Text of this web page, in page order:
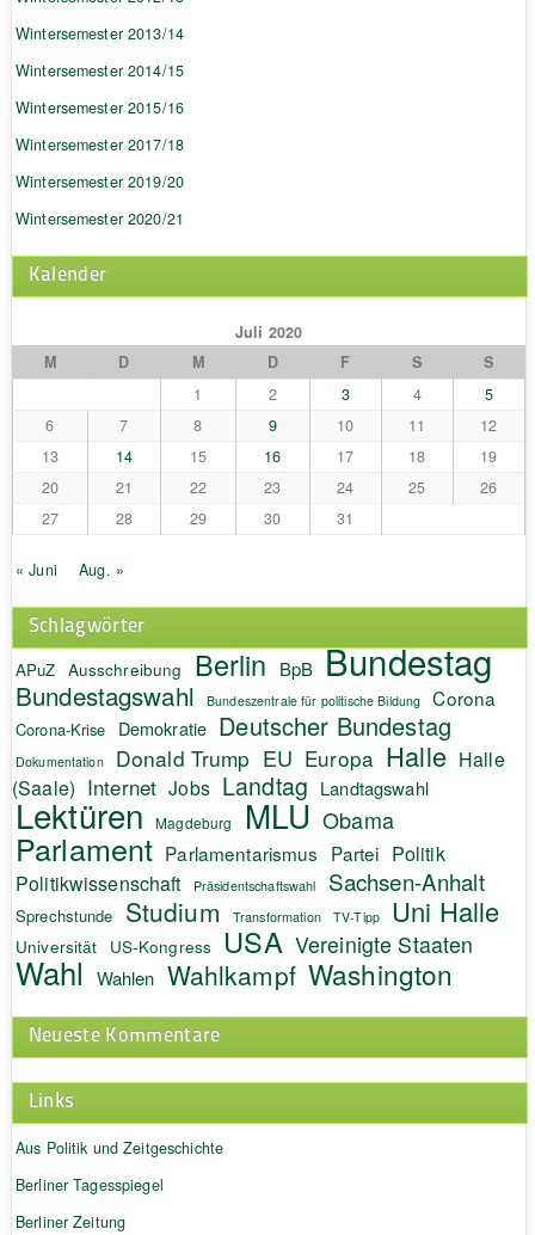
Wintersemester 2013/14
Wintersemester 2014/15
Wintersemester 2015/16
Wintersemester 2017/18
Wintersemester 2019/20
Wintersemester 2020/21
Kalender
Juli 2020
M
D M D F S
S
1
2 3 4
5
6
7 8 9 10 11
12
13
14 15 16 17 18
19
20
21 22 23 24 25
26
27
28 29 30 31
« Juni Aug. »
Schlagwörter
APuZ Ausschreibung Berlin BpB Bundestag
Bundestagswahl Bundeszentrale für politische Bildung Corona
Corona-Krise Demokratie Deutscher Bundestag
Dokumentation Donald Trump EU Europa Halle Halle
(Saale) Internet Jobs Landtag Landtagswahl
Lektüren Magdeburg MLU Obama
Parlament Parlamentarismus Partei Politik
Politikwissenschaft Präsidentschaftswahl Sachsen-Anhalt
Sprechstunde Studium Transformation TV-Tipp Uni Halle
Universität US-Kongress USA Vereinigte Staaten
Wahl Wahlen Wahlkampf Washington
Neueste Kommentare
Links
Aus Politik und Zeitgeschichte
Berliner Tagesspiegel
Berliner Zeitung